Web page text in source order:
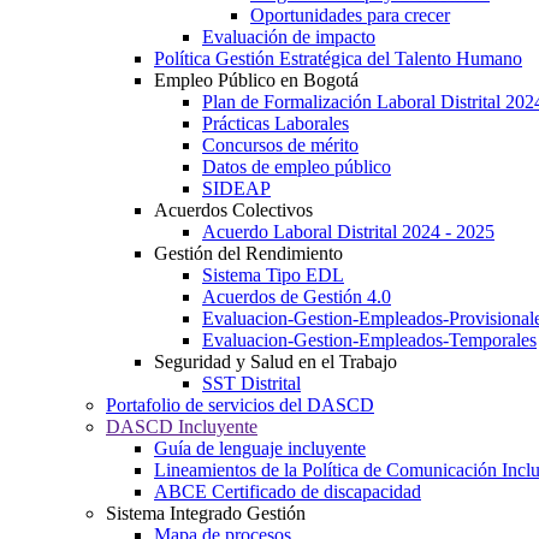
Oportunidades para crecer
Evaluación de impacto
Política Gestión Estratégica del Talento Humano
Empleo Público en Bogotá
Plan de Formalización Laboral Distrital
Prácticas Laborales
Concursos de mérito
Datos de empleo público
SIDEAP
Acuerdos Colectivos
Acuerdo Laboral Distrital 2024 - 2025
Gestión del Rendimiento
Sistema Tipo EDL
Acuerdos de Gestión 4.0
Evaluacion-Gestion-Empleados-
Evaluacion-Gestion-Empleados-Temporales
Seguridad y Salud en el Trabajo
SST Distrital
Portafolio de servicios del DASCD
DASCD Incluyente
Guía de lenguaje incluyente
Lineamientos de la Política de Comunicación
ABCE Certificado de discapacidad
Sistema Integrado Gestión
Mapa de procesos